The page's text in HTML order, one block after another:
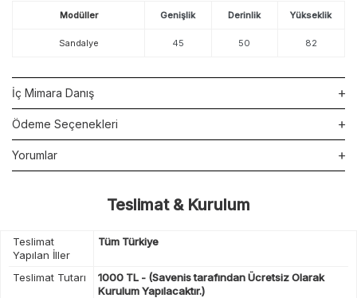
Modüller Genişlik Derinlik Yükseklik
Sandalye 45 50 82
İç Mimara Danış
Ödeme Seçenekleri
Yorumlar
Teslimat & Kurulum
Teslimat
Yapılan İller
Tüm Türkiye
Teslimat Tutarı
1000 TL - (Savenis tarafından Ücretsiz Olarak
Kurulum Yapılacaktır.)